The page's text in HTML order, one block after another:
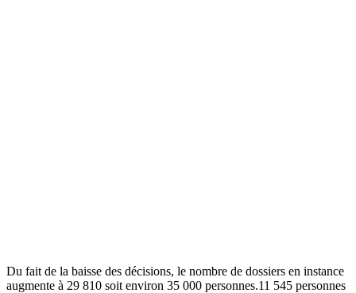
Du fait de la baisse des décisions, le nombre de dossiers en instance
augmente à 29 810 soit environ 35 000 personnes.11 545 personnes